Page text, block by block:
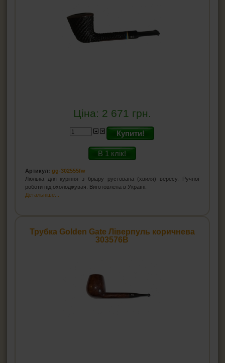
Ціна: 2 671 грн.
Купити!
В 1 клік!
Артикул: gg-302555fw
Люлька для куріння з бріару рустована (хвиля) вересу. Ручної
роботи під охолоджувач. Виготовлена ​​в Україні.
Детальніше...
Трубка Golden Gate Ліверпуль коричнева
303576B